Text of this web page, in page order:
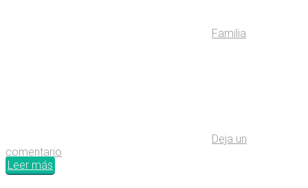
Familia
Deja un
comentario
Leer más